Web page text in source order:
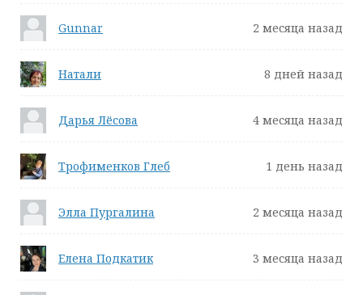
Gunnar 2 месяца назад
Натали 8 дней назад
Дарья Лёсова 4 месяца назад
Трофименков Глеб 1 день назад
Элла Пургалина 2 месяца назад
Елена Подкатик 3 месяца назад